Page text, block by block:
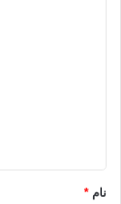
نام *